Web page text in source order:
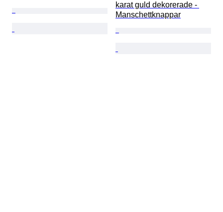
karat guld dekorerade -
Manschettknappar